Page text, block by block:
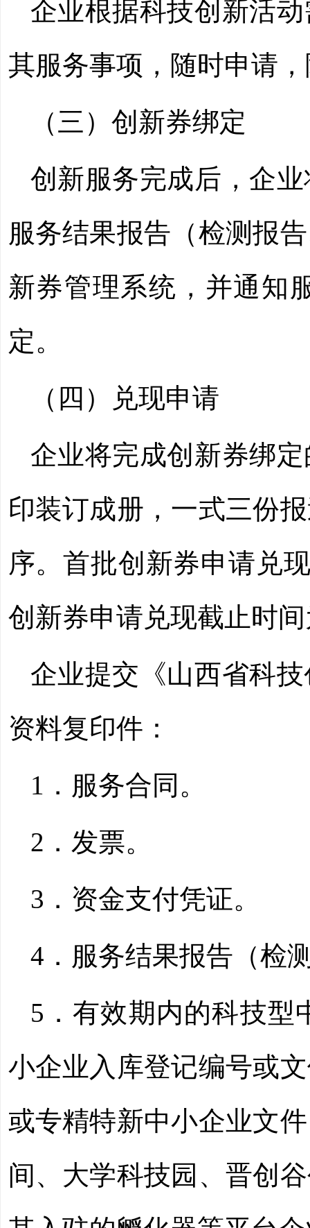
企业根据科技创新活
其服务事项，随时申请
（三）创新券绑定
创新服务完成后，企
服务结果报告（检测报
新券管理系统，并通知
定。
（四）兑现申请
企业将完成创新券绑
印装订成册，一式三份
序。首批创新券申请兑
创新券申请兑现截止时
企业提交《山西省科
资料复印件：
1．服务合同。
2．发票。
3．资金支付凭证。
4．服务结果报告（检
5．有效期内的科技型
小企业入库登记编号或
或专精特新中小企业文
间、大学科技园、晋创